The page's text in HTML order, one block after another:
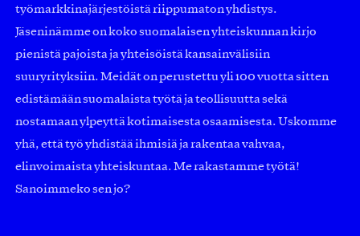
työmarkkinajärjestöistä riippumaton yhdistys.
Jäseninämme on koko suomalaisen yhteiskunnan kirjo
pienistä pajoista ja yhteisöistä kansainvälisiin
suuryrityksiin. Meidät on perustettu yli 100 vuotta sitten
edistämään suomalaista työtä ja teollisuutta sekä
nostamaan ylpeyttä kotimaisesta osaamisesta. Uskomme
yhä, että työ yhdistää ihmisiä ja rakentaa vahvaa,
elinvoimaista yhteiskuntaa. Me rakastamme työtä!
Sanoimmeko sen jo?